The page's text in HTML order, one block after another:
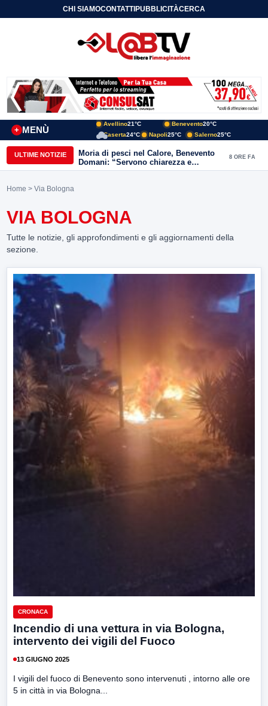
CHI SIAMOCONTATTIPUBBLICITÀCERCA
MENÙ
+
Avellino21°C Benevento20°C
Caserta24°C Napoli25°C Salerno25°C
ULTIME NOTIZIE
Moria di pesci nel Calore, Benevento
Domani: “Servono chiarezza e
approfondimenti sulla gestione
8 ORE FA
Home > Via Bologna
VIA BOLOGNA
Tutte le notizie, gli approfondimenti e gli aggiornamenti della
sezione.
CRONACA
Incendio di una vettura in via Bologna,
intervento dei vigili del Fuoco
13 GIUGNO 2025
I vigili del fuoco di Benevento sono intervenuti , intorno alle ore
5 in città in via Bologna...